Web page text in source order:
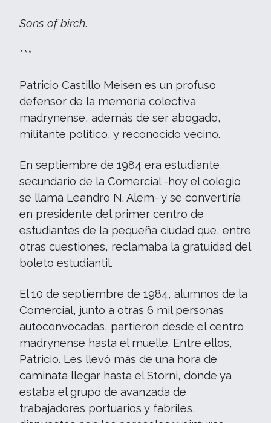
Sons of birch.
***
Patricio Castillo Meisen es un profuso
defensor de la memoria colectiva
madrynense, además de ser abogado,
militante político, y reconocido vecino.
En septiembre de 1984 era estudiante
secundario de la Comercial -hoy el colegio
se llama Leandro N. Alem- y se convertiría
en presidente del primer centro de
estudiantes de la pequeña ciudad que, entre
otras cuestiones, reclamaba la gratuidad del
boleto estudiantil.
El 10 de septiembre de 1984, alumnos de la
Comercial, junto a otras 6 mil personas
autoconvocadas, partieron desde el centro
madrynense hasta el muelle. Entre ellos,
Patricio. Les llevó más de una hora de
caminata llegar hasta el Storni, donde ya
estaba el grupo de avanzada de
trabajadores portuarios y fabriles,